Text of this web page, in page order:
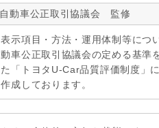
自動車公正取引協議会 監修
表示項目・方法・運用体制等につ
動車公正取引協議会の定める基準
た「トヨタU-Car品質評価制度」
作成しております。